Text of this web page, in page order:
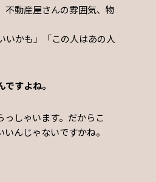
不動産屋さんの雰囲気、物
いかも」「この人はあの人
すよね。
しゃいます。だからこ
んじゃないですかね。